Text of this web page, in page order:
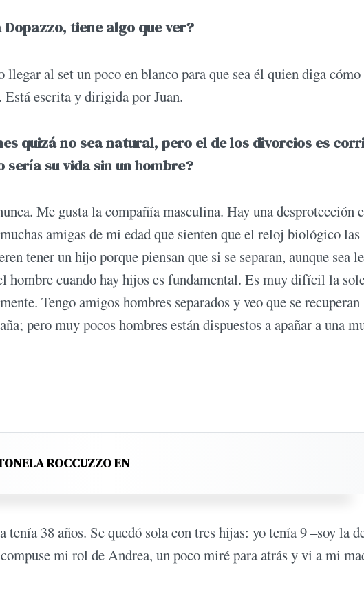
Dopazzo, tiene algo que ver?
al set un poco en blanco para que sea él quien diga cómo
escrita y dirigida por Juan.
quizá no sea natural, pero el de los divorcios es
su vida sin un hombre?
Me gusta la compañía masculina. Hay una desprotección
amigas de mi edad que sienten que el reloj biológico las
tener un hijo porque piensan que si se separan, aunque sea
hombre cuando hay hijos es fundamental. Es muy difícil la
Tengo amigos hombres separados y veo que se recuperan
pero muy pocos hombres están dispuestos a apañar a una
ROCCUZZO EN
tenía 38 años. Se quedó sola con tres hijas: yo tenía 9 –soy la
mi rol de Andrea, un poco miré para atrás y vi a mi